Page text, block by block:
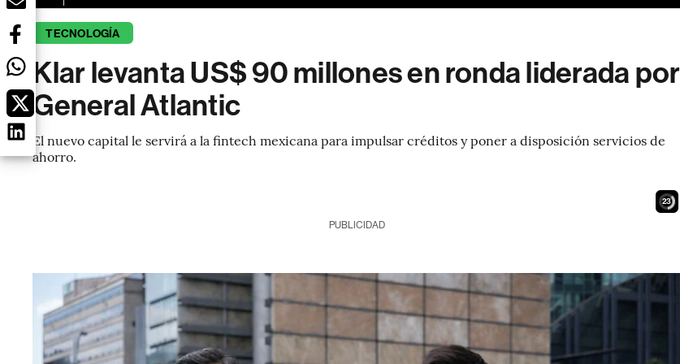
TECNOLOGÍA
Klar levanta US$ 90 millones en ronda liderada por
General Atlantic
El nuevo capital le servirá a la fintech mexicana para impulsar créditos y poner a disposición servicios de
ahorro.
21
PUBLICIDAD